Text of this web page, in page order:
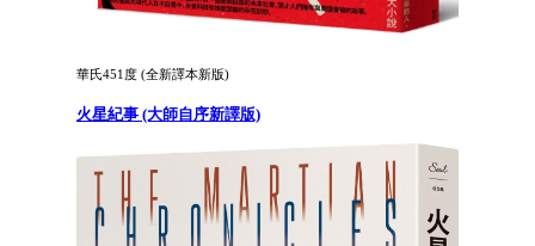
華氏451度 (全新譯本新版)
火星紀事 (大師自序新譯版)